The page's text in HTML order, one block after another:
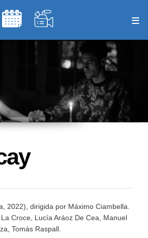
al
principal
2022), dirigida por Máximo Ciambella.
Croce, Lucía Aráoz De Cea, Manuel
Tomás Raspall.